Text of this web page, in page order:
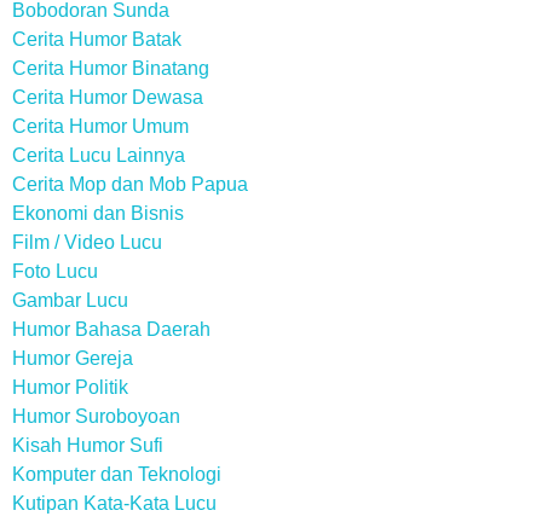
Bobodoran Sunda
Cerita Humor Batak
Cerita Humor Binatang
Cerita Humor Dewasa
Cerita Humor Umum
Cerita Lucu Lainnya
Cerita Mop dan Mob Papua
Ekonomi dan Bisnis
Film / Video Lucu
Foto Lucu
Gambar Lucu
Humor Bahasa Daerah
Humor Gereja
Humor Politik
Humor Suroboyoan
Kisah Humor Sufi
Komputer dan Teknologi
Kutipan Kata-Kata Lucu